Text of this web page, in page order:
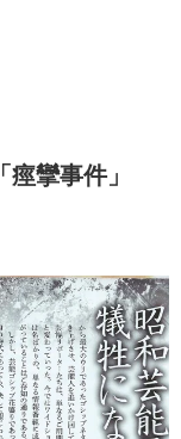
攣事件」